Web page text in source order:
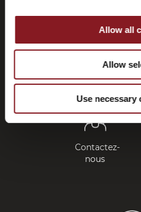
Allow all
Allow
Use necessary
Foire aux
questions
Contactez-
nous